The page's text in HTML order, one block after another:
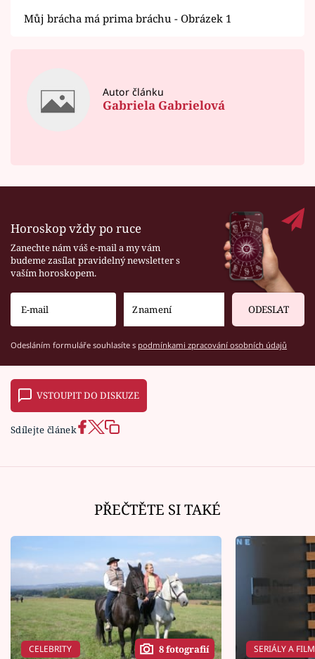
Můj brácha má prima bráchu - Obrázek 1
Autor článku
Gabriela Gabrielová
Horoskop vždy po ruce
Zanechte nám váš e-mail a my vám
budeme zasílat pravidelný newsletter s
vaším horoskopem.
ODESLAT
Odesláním formuláře souhlasíte s podmínkami zpracování osobních údajů
VSTOUPIT DO DISKUZE
Sdílejte článek
PŘEČTĚTE SI TAKÉ
CELEBRITY 8 fotografií SERIÁLY A